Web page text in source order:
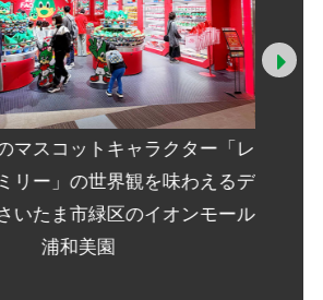
マスコットキャラクター「レ
リー」の世界観を味わえるデ
いたま市緑区のイオンモール
浦和美園